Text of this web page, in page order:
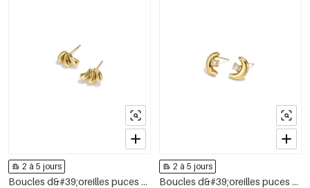
2 à 5 jours
Boucles d&#39;oreilles puces en acier inoxydable, forme irrégulière, collection Simple Daily Simple, bijoux pour femmes
2 à 5 jours
Boucles d&#39;oreilles puces en acier inoxydable Moon Simple Daily Simple Series Bijoux pour femmes